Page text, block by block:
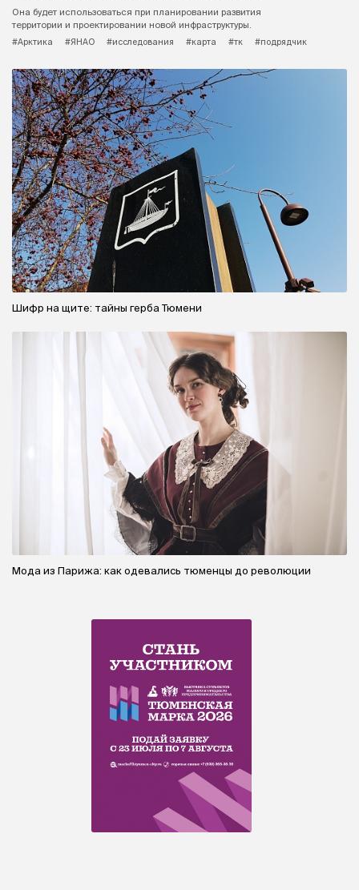
Она будет использоваться при планировании развития
территории и проектировании новой инфраструктуры.
#Арктика
#ЯНАО #исследования #карта #тк #подрядчик
Шифр на щите: тайны герба Тюмени
Мода из Парижа: как одевались тюменцы до революции